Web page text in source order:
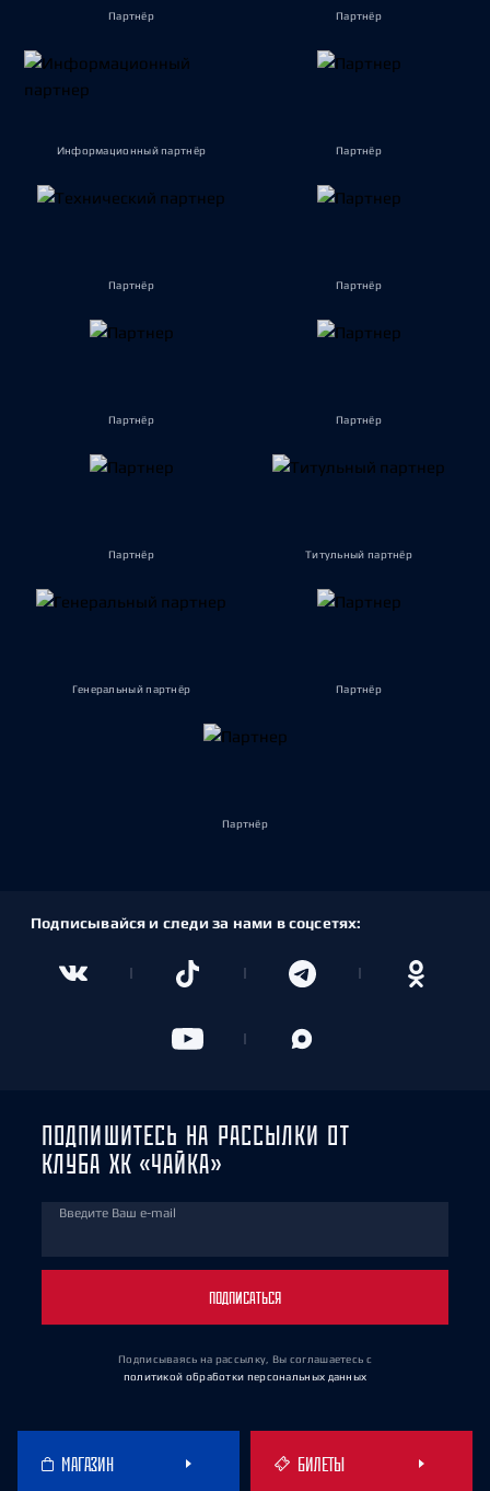
Партнёр Партнёр
Информационный партнёр Партнёр
Партнёр Партнёр
Партнёр Партнёр
Партнёр Титульный партнёр
Генеральный партнёр Партнёр
Партнёр
Подписывайся и следи за нами в соцсетях:
ПОДПИШИТЕСЬ НА РАССЫЛКИ ОТ
КЛУБА ХК «ЧАЙКА»
Введите Ваш e-mail
ПОДПИСАТЬСЯ
Подписываясь на рассылку, Вы соглашаетесь с
политикой обработки персональных данных
МАГАЗИН БИЛЕТЫ